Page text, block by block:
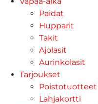
Paidat
Hupparit
Takit
Ajolasit
Aurinkolasit
Tarjoukset
Poistotuotteet
Lahjakortti